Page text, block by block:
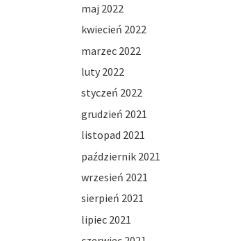
maj 2022
kwiecień 2022
marzec 2022
luty 2022
styczeń 2022
grudzień 2021
listopad 2021
październik 2021
wrzesień 2021
sierpień 2021
lipiec 2021